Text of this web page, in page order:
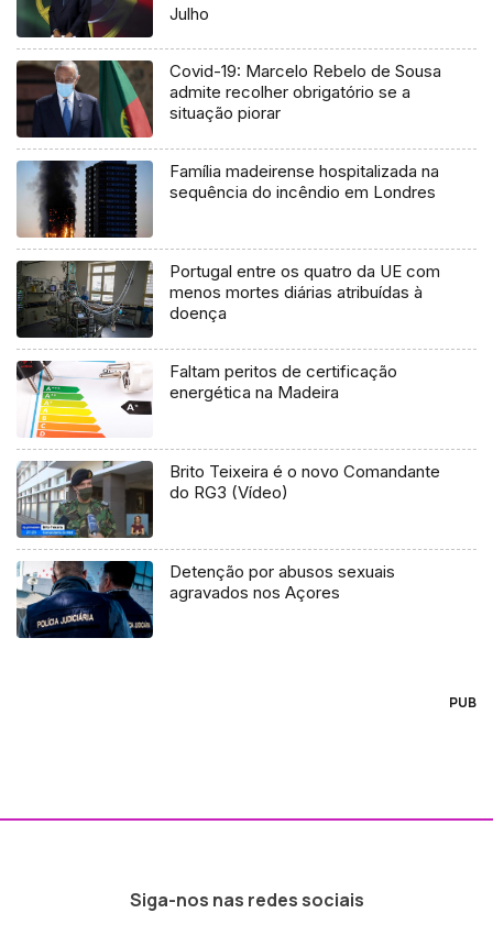
Julho
Covid-19: Marcelo Rebelo de Sousa
admite recolher obrigatório se a
situação piorar
Família madeirense hospitalizada na
sequência do incêndio em Londres
Portugal entre os quatro da UE com
menos mortes diárias atribuídas à
doença
Faltam peritos de certificação
energética na Madeira
Brito Teixeira é o novo Comandante
do RG3 (Vídeo)
Detenção por abusos sexuais
agravados nos Açores
PUB
Siga-nos nas redes sociais